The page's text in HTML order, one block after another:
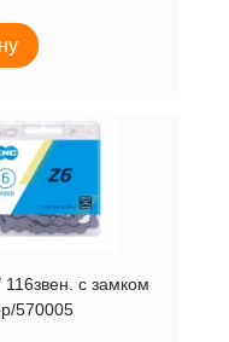
с замком
570005